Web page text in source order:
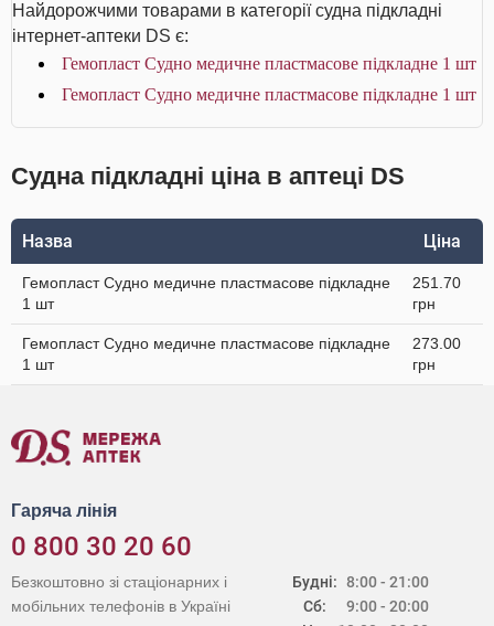
Найдорожчими товарами в категорії судна підкладні
інтернет-аптеки DS є:
Гемопласт Судно медичне пластмасове підкладне 1 шт
Гемопласт Судно медичне пластмасове підкладне 1 шт
Судна підкладні ціна в аптеці DS
Назва Ціна
Гемопласт Судно медичне пластмасове підкладне
1 шт
251.70
грн
Гемопласт Судно медичне пластмасове підкладне
1 шт
273.00
грн
Гаряча лінія
0 800 30 20 60
Будні:
Сб:
8:00 - 21:00
9:00 - 20:00
Безкоштовно зі стаціонарних і
мобільних телефонів в Україні